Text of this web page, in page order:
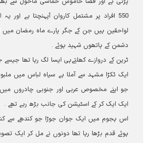
550 افراد پر مشتمل کاروان آپہنچتا ہے
لواحقین ہیں جن کے جگر پارے ماہ رمضان میں
دشمن کے ہاتھوں شہید ہوئے ۔
ٹرین کے دروازے کھلتےہی ایسا لگ رہا تھا جیسے
ایک ٹکڑا مشہد سے آملا ہے سیاہ لباس میں
جو اپنے مخصوص عربی اور جنوبی چادروں میں
ایک ایک کر کے اسٹیشن کی جانب بڑھ رہے تھے ۔
اس ہجوم میں ایک جوان جوڑا جو کندھے سے
ہوئے قدم بڑھا رہا تھا دونوں نے مل کر ایک